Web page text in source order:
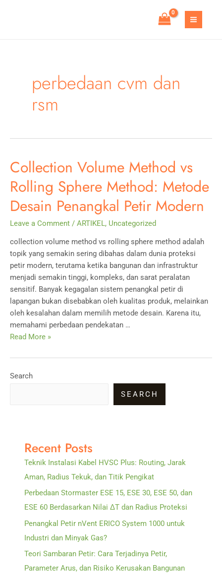
MAIN
perbedaan cvm dan
rsm
Collection Volume Method vs
Rolling Sphere Method: Metode
Desain Penangkal Petir Modern
Leave a Comment / ARTIKEL, Uncategorized
collection volume method vs rolling sphere method adalah
topik yang semakin sering dibahas dalam dunia proteksi
petir modern, terutama ketika bangunan dan infrastruktur
menjadi semakin tinggi, kompleks, dan sarat peralatan
sensitif. Banyak kegagalan sistem penangkal petir di
lapangan bukan disebabkan oleh kualitas produk, melainkan
oleh kesalahan dalam memilih metode desain. Karena itu,
memahami perbedaan pendekatan …
Collection
Method
vs
Penangkal
Modern
Read More »
Search
SEARCH
Recent Posts
Teknik Instalasi Kabel HVSC Plus: Routing, Jarak
Aman, Radius Tekuk, dan Titik Pengikat
Perbedaan Stormaster ESE 15, ESE 30, ESE 50, dan
ESE 60 Berdasarkan Nilai ΔT dan Radius Proteksi
Penangkal Petir nVent ERICO System 1000 untuk
Industri dan Minyak Gas?
Teori Sambaran Petir: Cara Terjadinya Petir,
Parameter Arus, dan Risiko Kerusakan Bangunan